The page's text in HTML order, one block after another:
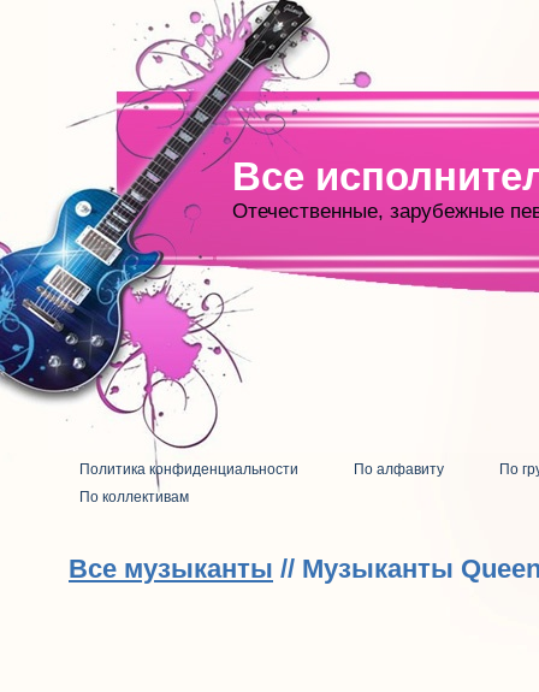
Все
Отечественные, зарубежные
Политика конфиденциальности По алфавиту
По
По коллективам
Все музыканты // Музыканты